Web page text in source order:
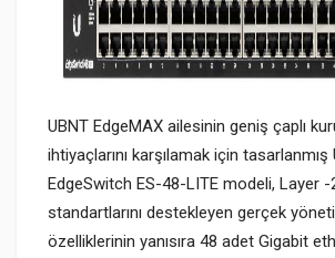
UBNT EdgeMAX ailesinin geniş çaplı
ihtiyaçlarını karşılamak için tasarlanmış
EdgeSwitch ES-48-LITE modeli, Layer
standartlarını destekleyen gerçek
özelliklerinin yanısıra 48 adet Gigabit